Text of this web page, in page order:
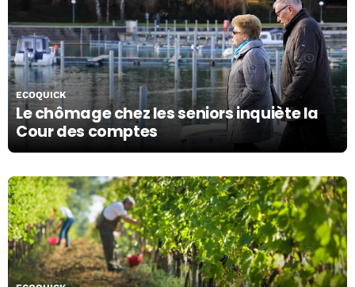
Le chômage chez les seniors inquiète la
Cour des comptes
ECOQUICK
11/10/19
11/10/19